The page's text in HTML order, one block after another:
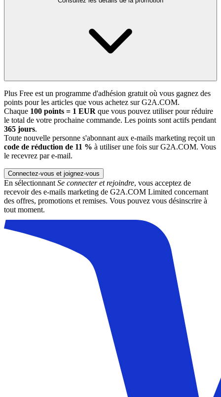
Plus Free est un programme d'adhésion gratuit où vous gagnez des
points pour les articles que vous achetez sur G2A.COM.
Chaque 100 points = 1 EUR que vous pouvez utiliser pour réduire
le total de votre prochaine commande. Les points sont actifs pendant
365 jours.
Toute nouvelle personne s'abonnant aux e-mails marketing reçoit un
code de réduction de 11 % à utiliser une fois sur G2A.COM. Vous
le recevrez par e-mail.
Connectez-vous et joignez-vous
En sélectionnant Se connecter et rejoindre, vous acceptez de
recevoir des e-mails marketing de G2A.COM Limited concernant
des offres, promotions et remises. Vous pouvez vous désinscrire à
tout moment.